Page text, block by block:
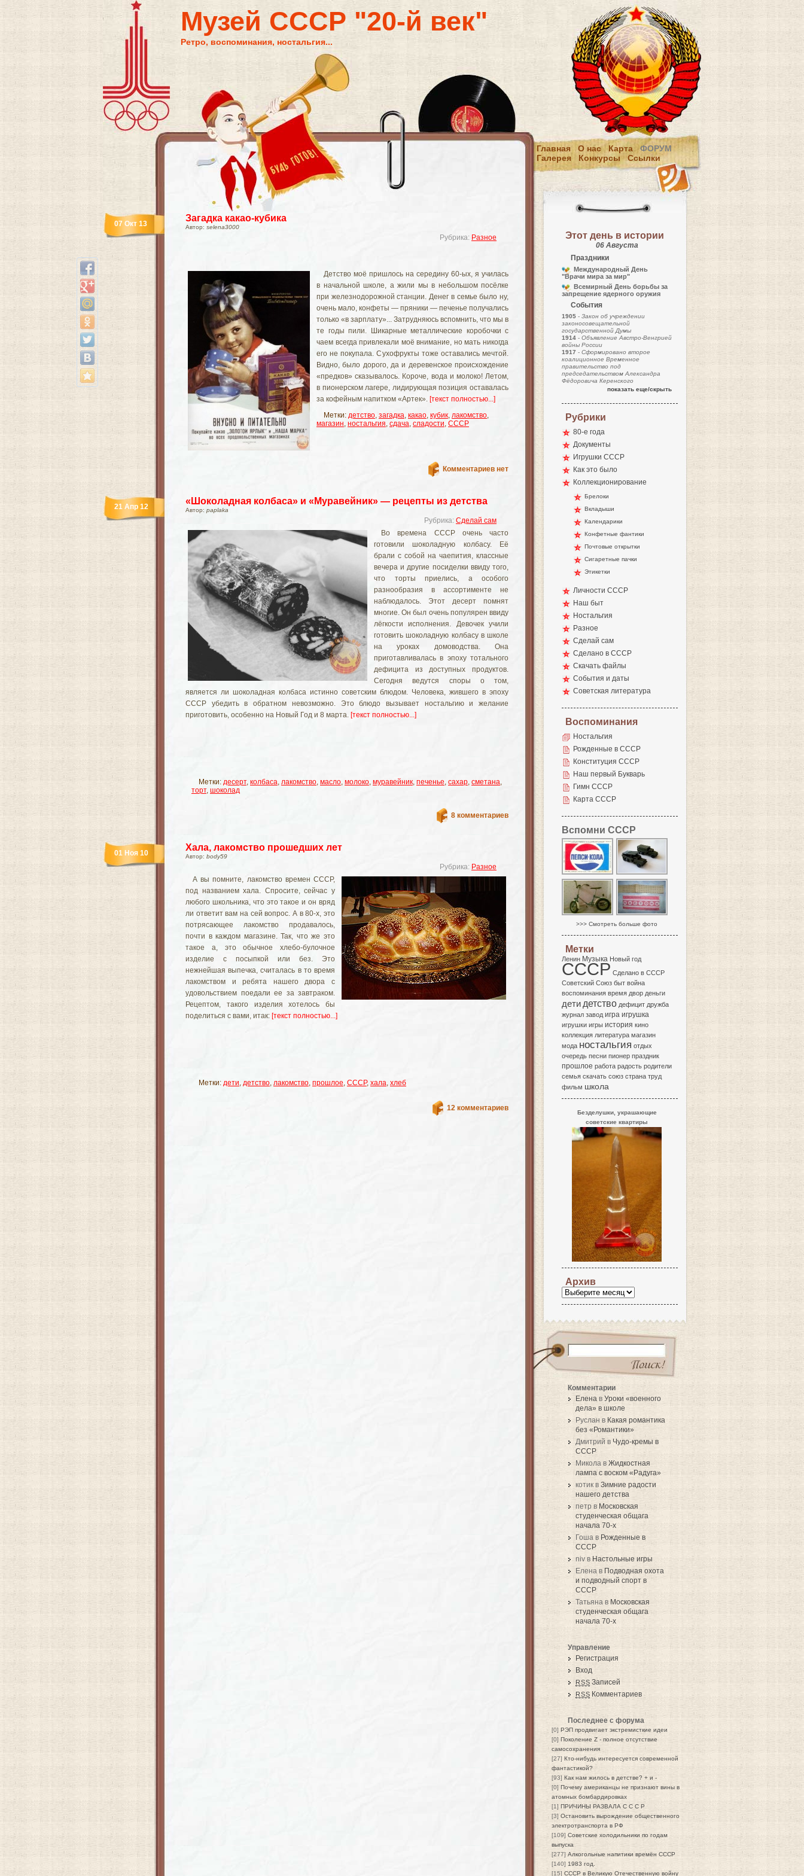
Музей СССР "20-й век"
Ретро, воспоминания, ностальгия...
Главная О нас Карта
ФОРУМ
Галерея
Конкурсы Ссылки
Загадка какао-кубика
Автор: selena3000
Рубрика: Разное
07 Окт 13
Детство моё пришлось на середину 60-ых, я училась
в начальной школе, а жили мы в небольшом посёлке
при железнодорожной станции. Денег в семье было ну,
очень мало, конфеты — пряники — печенье получались
только «в зарплату»... Затрудняюсь вспомнить, что мы в
те годы пили. Шикарные металлические коробочки с
чаем всегда привлекали моё внимание, но мать никогда
его не покупала. Сухофрукты тоже оставались мечтой.
Видно, было дорого, да и деревенское происхождение
«предков» сказывалось. Короче, вода и молоко! Летом,
в пионерском лагере, лидирующая позиция оставалась
за кофейным напитком «Артек». [текст полностью...]
Метки: детство, загадка, какао, кубик, лакомство,
магазин, ностальгия, сдача, сладости, СССР
Комментариев нет
«Шоколадная колбаса» и «Муравейник» — рецепты из детства
Автор: paplaka
Рубрика: Сделай сам
21 Апр 12
Во времена СССР очень часто
готовили шоколадную колбасу. Её
брали с собой на чаепития, классные
вечера и другие посиделки ввиду того,
что торты приелись, а особого
разнообразия в ассортименте не
наблюдалось. Этот десерт помнят
многие. Он был очень популярен ввиду
лёгкости исполнения. Девочек учили
готовить шоколадную колбасу в школе
на уроках домоводства. Она
приготавливалась в эпоху тотального
дефицита из доступных продуктов.
Сегодня ведутся споры о том,
является ли шоколадная колбаса истинно советским блюдом. Человека, жившего в эпоху
СССР убедить в обратном невозможно. Это блюдо вызывает ностальгию и желание
приготовить, особенно на Новый Год и 8 марта. [текст полностью...]
Метки: десерт, колбаса, лакомство, масло, молоко, муравейник, печенье, сахар, сметана,
торт, шоколад
8 комментариев
Хала, лакомство прошедших лет
Автор: body59
Рубрика: Разное
01 Ноя 10
А вы помните, лакомство времен СССР,
под названием хала. Спросите, сейчас у
любого школьника, что это такое и он вряд
ли ответит вам на сей вопрос. А в 80-х, это
потрясающее лакомство продавалось,
почти в каждом магазине. Так, что же это
такое а, это обычное хлебо-булочное
изделие с посыпкой или без. Это
нежнейшая выпечка, считалась в то время
лакомством и ребята нашего двора с
удовольствием поедали ее за завтраком.
Рецептом, такого изделия хотелось бы
поделиться с вами, итак: [текст полностью...]
Метки: дети, детство, лакомство, прошлое, СССР, хала, хлеб
12 комментариев
Этот день в истории
06 Августа
Праздники
Международный День
"Врачи мира за мир"
Всемирный День борьбы за
запрещение ядерного оружия
События
1905 - Закон об учреждении
законосовещательной
государственной Думы
1914 - Объявление Австро-Венгрией
войны России
1917 - Сформировано второе
коалиционное Временное
правительство под
председательством Александра
Фёдоровича Керенского
показать еще/скрыть
Рубрики
80-е года
Документы
Игрушки СССР
Как это было
Коллекционирование
Брелоки
Вкладыши
Календарики
Конфетные фантики
Почтовые открытки
Сигаретные пачки
Этикетки
Личности СССР
Наш быт
Ностальгия
Разное
Сделай сам
Сделано в СССР
Скачать файлы
События и даты
Советская литература
Воспоминания
Ностальгия
Рожденные в СССР
Конституция СССР
Наш первый Букварь
Гимн СССР
Карта СССР
Вспомни СССР
>>> Смотреть больше фото
Метки
Ленин Музыка Новый год
СССР Сделано в СССР
Советский Союз быт война
воспоминания время двор деньги
дети детство дефицит дружба
журнал завод игра игрушка
игрушки игры история кино
коллекция литература магазин
мода ностальгия отдых
очередь песни пионер праздник
прошлое работа радость родители
семья скачать союз страна труд
фильм школа
Безделушки, украшающие
советские квартиры
Архив
Комментарии
Елена в Уроки «военного
дела» в школе
Руслан в Какая романтика
без «Романтики»
Дмитрий в Чудо-кремы в
СССР
Микола в Жидкостная
лампа с воском «Радуга»
котик в Зимние радости
нашего детства
петр в Московская
студенческая общага
начала 70-х
Гоша в Рожденные в
СССР
niv в Настольные игры
Елена в Подводная охота
и подводный спорт в
СССР
Татьяна в Московская
студенческая общага
начала 70-х
Управление
Регистрация
Вход
RSS Записей
RSS Комментариев
Последнее с форума
[0] РЭП продвигает экстремисткие идеи
[0] Поколение Z - полное отсутствие
самосохранения
[27] Кто-нибудь интересуется современной
фантастикой?
[93] Как нам жилось в детстве? + и -
[0] Почему американцы не признают вины в
атомных бомбардировках
[1] ПРИЧИНЫ РАЗВАЛА С С С Р
[3] Остановить вырождение общественного
электротранспорта в РФ
[109] Советские холодильники по годам
выпуска
[277]Алкогольные напитики времён СССР
[140] 1983 год.
[15] СССР в Великую Отечественную войну